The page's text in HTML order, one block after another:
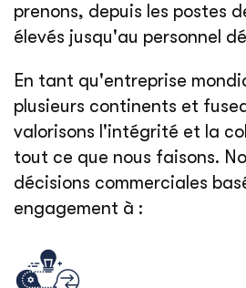
prenons, depuis les postes
élevés jusqu'au personnel
En tant qu'entreprise
plusieurs continents et
valorisons l'intégrité et la
tout ce que nous faisons.
décisions commerciales
engagement à :